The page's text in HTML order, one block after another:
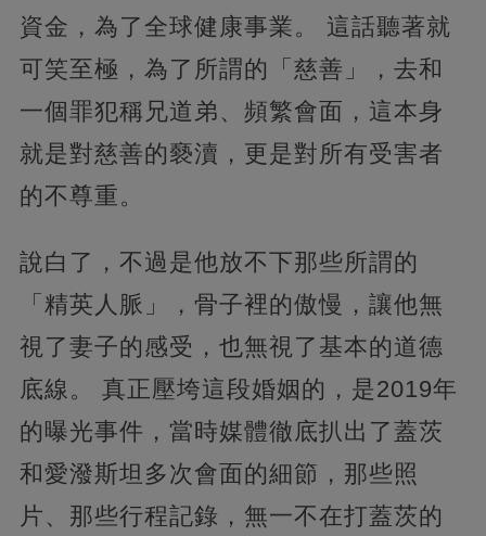
資金，為了全球健康事業。 這話聽著就
可笑至極，為了所謂的「慈善」，去和
一個罪犯稱兄道弟、頻繁會面，這本身
就是對慈善的褻瀆，更是對所有受害者
的不尊重。
說白了，不過是他放不下那些所謂的
「精英人脈」，骨子裡的傲慢，讓他無
視了妻子的感受，也無視了基本的道德
底線。 真正壓垮這段婚姻的，是2019年
的曝光事件，當時媒體徹底扒出了蓋茨
和愛潑斯坦多次會面的細節，那些照
片、那些行程記錄，無一不在打蓋茨的